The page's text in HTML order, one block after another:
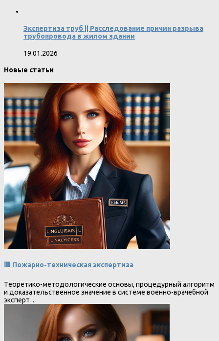
Экспертиза труб || Расследование причин разрыва
трубопровода в жилом здании
19.01.2026
Новые статьи
🟥 Пожарно-техническая экспертиза
Теоретико-методологические основы, процедурный алгоритм
и доказательственное значение в системе военно-врачебной
эксперт…